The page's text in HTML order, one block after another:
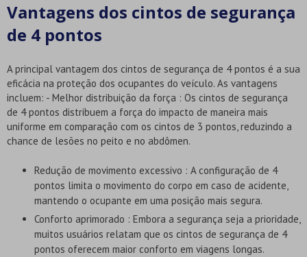
Vantagens dos cintos de segurança
de 4 pontos
A principal vantagem dos cintos de segurança de 4 pontos é a sua
eficácia na proteção dos ocupantes do veículo. As vantagens
incluem: - Melhor distribuição da força : Os cintos de segurança
de 4 pontos distribuem a força do impacto de maneira mais
uniforme em comparação com os cintos de 3 pontos, reduzindo a
chance de lesões no peito e no abdômen.
Redução de movimento excessivo : A configuração de 4
pontos limita o movimento do corpo em caso de acidente,
mantendo o ocupante em uma posição mais segura.
Conforto aprimorado : Embora a segurança seja a prioridade,
muitos usuários relatam que os cintos de segurança de 4
pontos oferecem maior conforto em viagens longas.